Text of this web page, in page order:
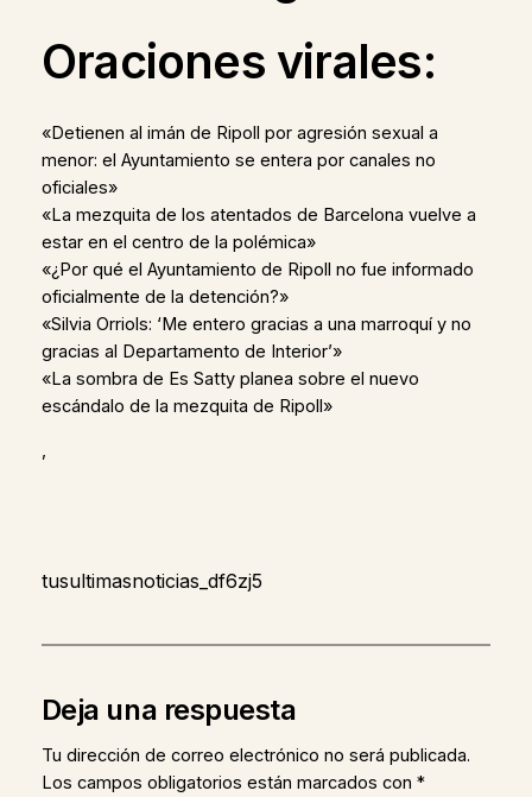
Oraciones virales:
«Detienen al imán de Ripoll por agresión sexual a
menor: el Ayuntamiento se entera por canales no
oficiales»
«La mezquita de los atentados de Barcelona vuelve a
estar en el centro de la polémica»
«¿Por qué el Ayuntamiento de Ripoll no fue informado
oficialmente de la detención?»
«Silvia Orriols: ‘Me entero gracias a una marroquí y no
gracias al Departamento de Interior’»
«La sombra de Es Satty planea sobre el nuevo
escándalo de la mezquita de Ripoll»
,
tusultimasnoticias_df6zj5
Deja una respuesta
Tu dirección de correo electrónico no será publicada.
Los campos obligatorios están marcados con *